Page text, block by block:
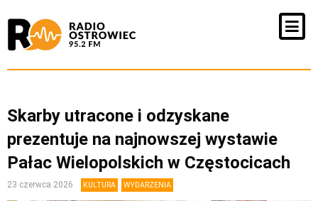
Skarby utracone i odzyskane
prezentuje na najnowszej wystawie
Pałac Wielopolskich w Częstocicach
23 czerwca 2026 KULTURA WYDARZENIA